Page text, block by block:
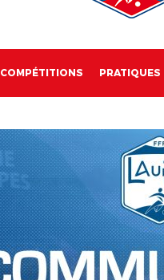
COMPÉTITIONS PRATIQUES